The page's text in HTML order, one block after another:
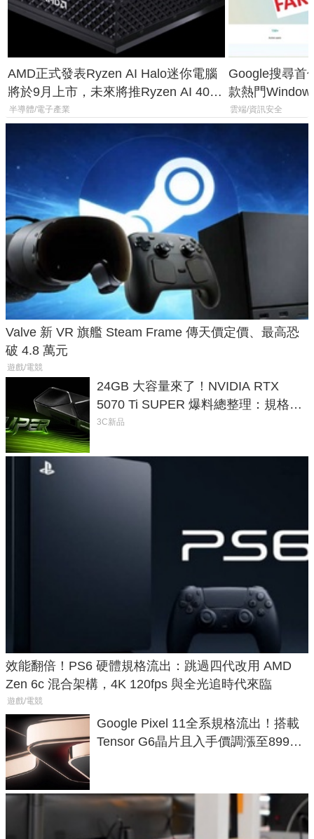
AMD正式發表Ryzen AI Halo迷你電腦
將於9月上市，未來將推Ryzen AI 400
Max系列處理器與對應升級版
半導體/電子產業
Google搜尋首
款熱門
機
雲端/資訊安全
Valve 新 VR 旗艦 Steam Frame 傳天價定價、最高恐
破 4.8 萬元
遊戲/電競
24GB 大容量來了！NVIDIA RTX
5070 Ti SUPER 爆料總整理：規格、
功耗、上市時間
3C新品
效能翻倍！PS6 硬體規格流出：跳過四代改用 AMD
Zen 6c 混合架構，4K 120fps 與全光追時代來臨
遊戲/電競
Google Pixel 11全系規格流出！搭載
Tensor G6晶片且入手價調漲至899美